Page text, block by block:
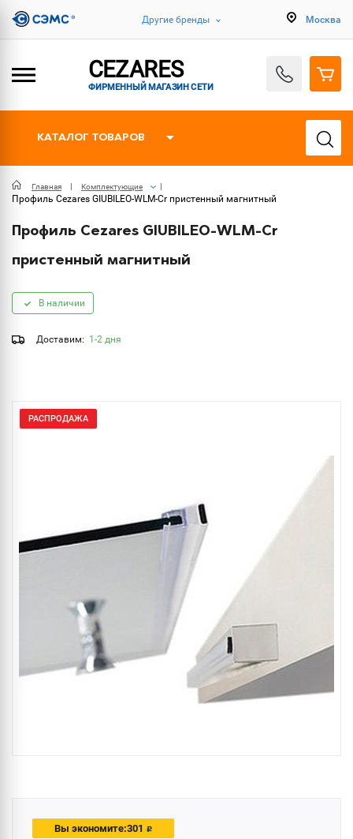
Другие бренды Москва
CEZARES
ФИРМЕННЫЙ МАГАЗИН СЕТИ
КАТАЛОГ ТОВАРОВ
Главная Комплектующие
Профиль Cezares GIUBILEO-WLM-Cr пристенный магнитный
Профиль Cezares GIUBILEO-WLM-Cr
пристенный магнитный
В наличии
Доставим: 1-2 дня
РАСПРОДАЖА
Вы экономите:301 c